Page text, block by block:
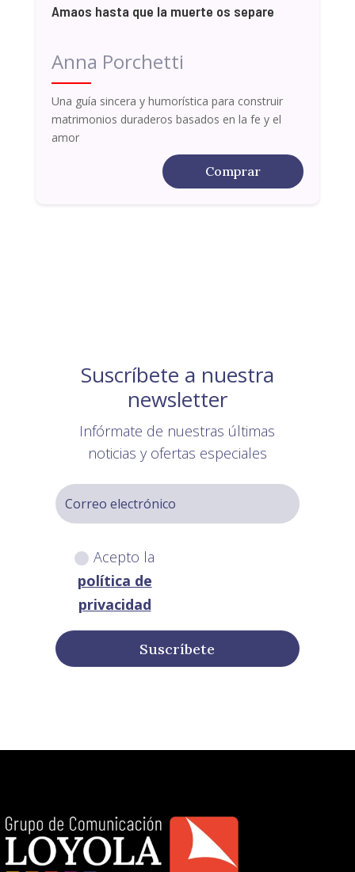
Amaos hasta que la muerte os separe
Anna Porchetti
Una guía sincera y humorística para construir
matrimonios duraderos basados en la fe y el
amor
Comprar
Suscríbete a nuestra
newsletter
Infórmate de nuestras últimas
noticias y ofertas especiales
Acepto la
política de
privacidad
Suscríbete